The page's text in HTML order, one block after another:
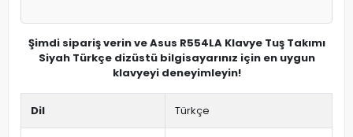
Şimdi sipariş verin ve Asus R554LA Klavye Tuş Takımı
Siyah Türkçe dizüstü bilgisayarınız için en uygun
klavyeyi deneyimleyin!
Dil Türkçe